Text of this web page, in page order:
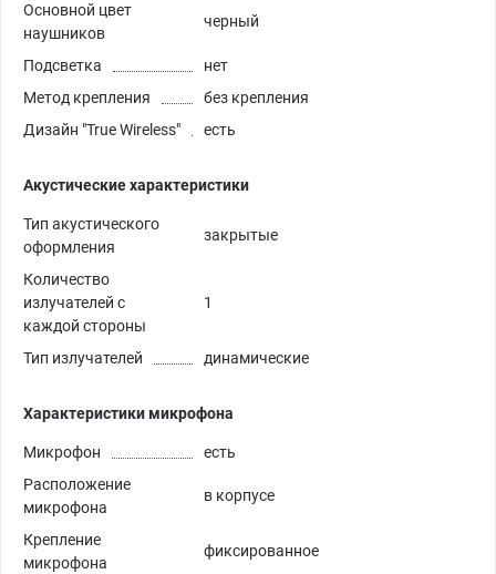
Основной цвет
наушников
черный
Подсветка
нет
Метод крепления
без крепления
Дизайн "True Wireless"
есть
Акустические характеристики
Тип акустического
оформления
закрытые
Количество
излучателей с
каждой стороны
1
Тип излучателей динамические
Характеристики микрофона
Микрофон
есть
Расположение
микрофона
в корпусе
Крепление
микрофона
фиксированное